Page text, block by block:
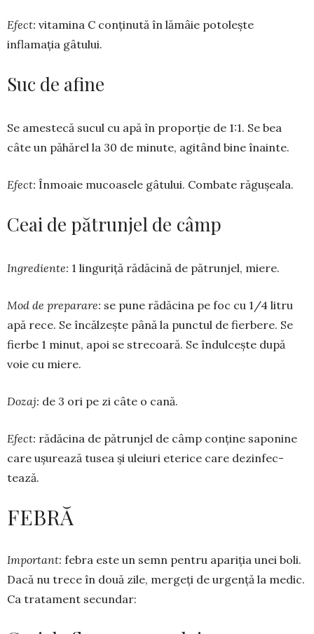
Efect: vitamina C conținută în lămâie potolește
inflamația gâtu­lui.
Suc de afine
Se amestecă sucul cu apă în pro­porție de 1:1. Se bea
câte un păhărel la 30 de minute, agitând bine înainte.
Efect: Înmoaie mu­coa­sele gâtului. Combate ră­gușeala.
Ceai de pătrunjel de câmp
Ingrediente: 1 linguriță rădăcină de pătrunjel, miere.
Mod de preparare: se pune rădă­cina pe foc cu 1/4 litru
apă rece. Se încălzește până la punctul de fierbere. Se
fierbe 1 minut, apoi se stre­­coară. Se îndulcește du­pă
voie cu miere.
Dozaj: de 3 ori pe zi câte o cană.
Efect: rădăcina de pătrunjel de câmp conține saponine
care ușurează tusea și uleiuri eterice care dezin­fec­
tează.
FEBRĂ
Important: febra este un semn pentru apariția unei boli.
Dacă nu tre­ce în două zile, mergeți de urgență la medic.
Ca tratament secundar: